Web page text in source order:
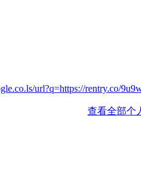
url?q=https://rentry.co/
查看全部个